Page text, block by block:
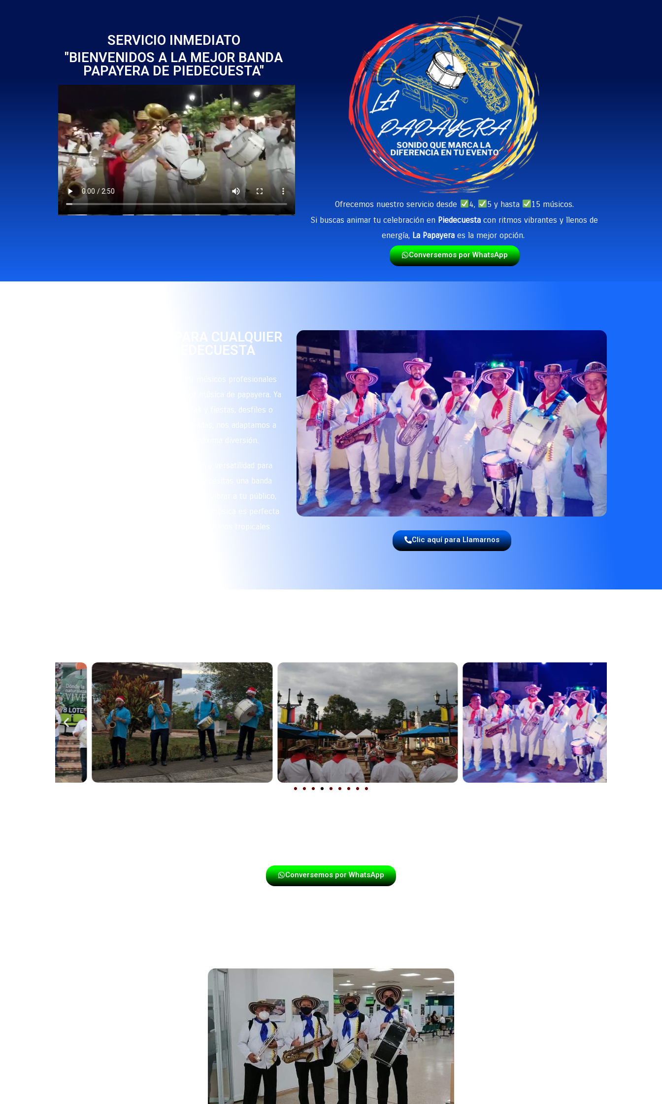
SERVICIO INMEDIATO
"BIENVENIDOS A LA MEJOR BANDA
PAPAYERA DE PIEDECUESTA"
Ofrecemos nuestro servicio desde 4, 5 y hasta
15 músicos.
Si buscas animar tu celebración en Piedecuestacon ritmos vibrantes y llenos de
energía, La Papayera es la mejor opción.
Conversemos por WhatsApp
RITMO Y ALEGRÍA PARA CUALQUIER
OCASIÓN EN PIEDECUESTA
Nuestro grupo está conformado por músicos profesionales
que interpretan con maestría la mejor música de papayera. Ya
sea para eventos corporativos, ferias y fiestas, desfiles o
celebraciones populares, fiestas privadas, nos adaptamos a
cada ocasión para garantizar la máxima diversión.
En La Papayera, combinamos tradición y versatilidad para
brindarte un show de alta calidad. Si necesitas una banda
papayera o un grupo papayera que haga vibrar a tu público,
somos la elección ideal. Además, nuestra música es perfecta
para generar un ambiente festivo con ritmos tropicales
Clic aquí para Llamarnos
Conversemos por WhatsApp